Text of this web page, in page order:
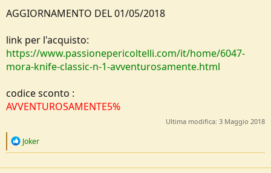
AGGIORNAMENTO DEL 01/05/2018
link per l'acquisto:
https://www.passionepericoltelli.com/it/home/6047-
mora-knife-classic-n-1-avventurosamente.html
codice sconto :
AVVENTUROSAMENTE5%
Ultima modifica: 3 Maggio 2018
R
c
Joker